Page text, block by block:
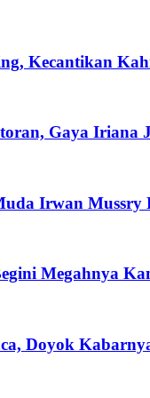
Kecantikan
Gaya
Irwan
Megahnya
Doyok